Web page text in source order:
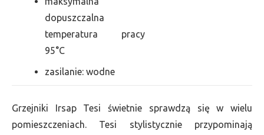
dopuszczalna
temperatura pracy
95°C
zasilanie: wodne
Grzejniki Irsap Tesi świetnie sprawdzą się w wielu
pomieszczeniach. Tesi stylistycznie przypominają